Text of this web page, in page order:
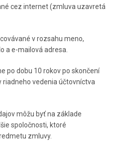
cez internet (zmluva uzavretá
v rozsahu meno,
a e-mailová adresa.
po dobu 10 rokov po skončení
vedenia účtovníctva
môžu byť na základe
spoločnosti, ktoré
zmluvy.